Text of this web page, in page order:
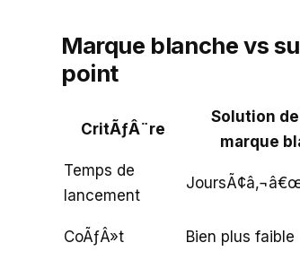
Marque blanche vs
point
CritÃƒÂ¨re
Solution
marque
Temps de
lancement
CoÃƒÂ»t Bien plus faible